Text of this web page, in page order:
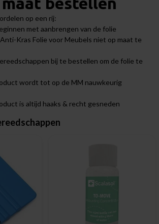
op een rij:
met aanbrengen van de folie
Kras Folie voor Meubels niet op maat te
bij te bestellen om de folie te
wordt tot op de MM nauwkeurig
is altijd haaks & recht gesneden